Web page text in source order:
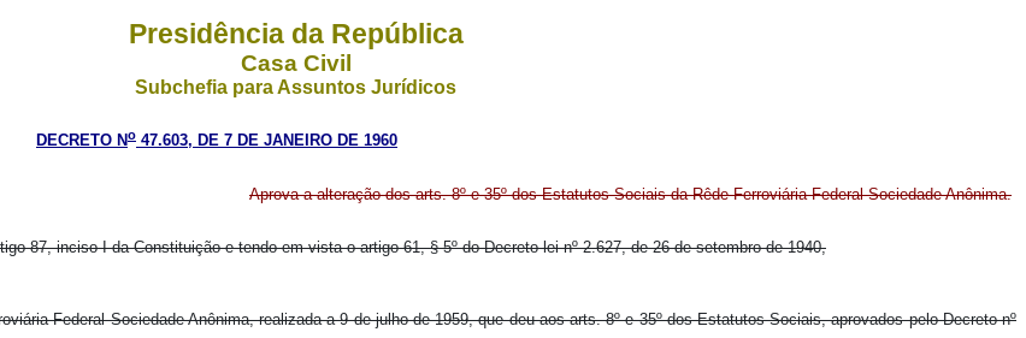
Presidência da República
Casa Civil
Subchefia para Assuntos Jurídicos
DECRETO No 47.603, DE 7 DE JANEIRO DE 1960
Aprova a alteração dos arts. 8º e 35º dos Estatutos Sociais da Rêde Ferroviária Federal Sociedade Anônima.
87, inciso I da Constituição e tendo em vista o artigo 61, § 5º do Decreto-lei nº 2.627, de 26 de setembro de 1940,
Federal Sociedade Anônima, realizada a 9 de julho de 1959, que deu aos arts. 8º e 35º dos Estatutos Sociais, aprovados pelo Decreto nº